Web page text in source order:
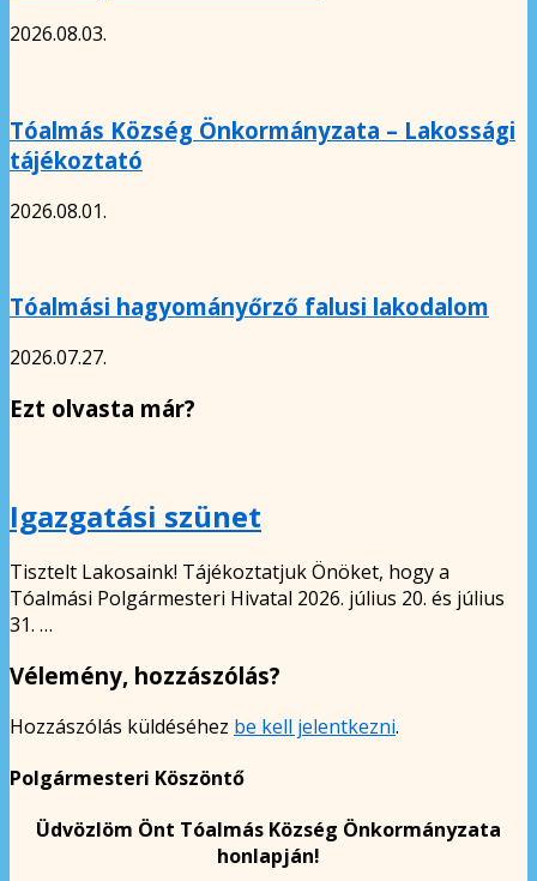
2026.08.03.
Tóalmás Község Önkormányzata – Lakossági
tájékoztató
2026.08.01.
Tóalmási hagyományőrző falusi lakodalom
2026.07.27.
Ezt olvasta már?
Igazgatási szünet
Tisztelt Lakosaink! Tájékoztatjuk Önöket, hogy a
Tóalmási Polgármesteri Hivatal 2026. július 20. és július
31. …
Vélemény, hozzászólás?
Hozzászólás küldéséhez be kell jelentkezni.
Polgármesteri Köszöntő
Üdvözlöm Önt Tóalmás Község Önkormányzata
honlapján!